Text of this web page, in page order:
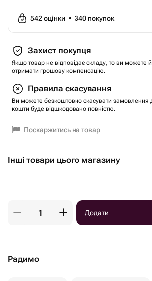
542оцінки • 340 покупок
Захист покупця
Якщо товар не відповідає складу, то ви можете
отримати грошову компенсацію.
Правила скасування
Ви можете безкоштовно скасувати замовлення
кошти буде відшкодовано повністю.
Поскаржитись на товар
Інші товари цього магазину
Додати
Радимо